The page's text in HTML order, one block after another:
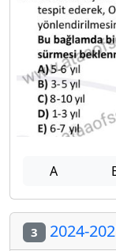
A
3 2024-